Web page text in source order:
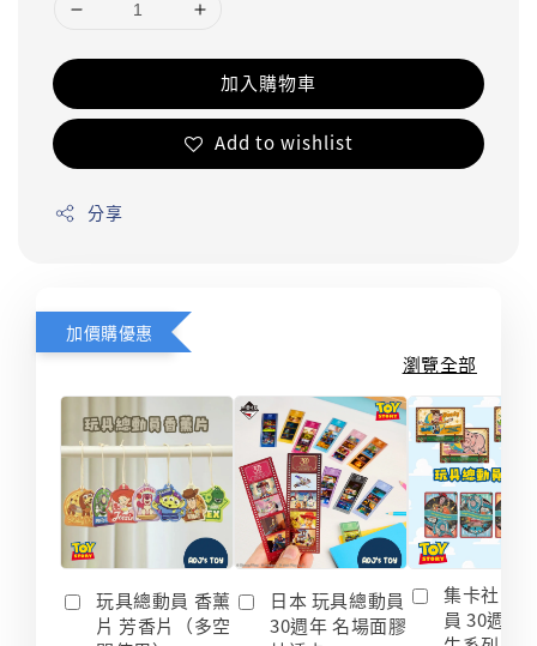
加入購物車
Add to wishlist
分享
加價購優惠
瀏覽全部
玩具總動員 香薰
片 芳香片（多空
日本 玩具總動員
30週年 名場面膠
集卡社 玩
員 30週年